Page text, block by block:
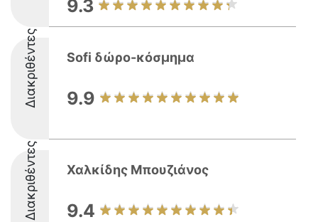
9.3
Διακριθέντες Sofi δώρο-κόσμημα
9.9
Διακριθέντες Χαλκίδης Μπουζιάνος
9.4